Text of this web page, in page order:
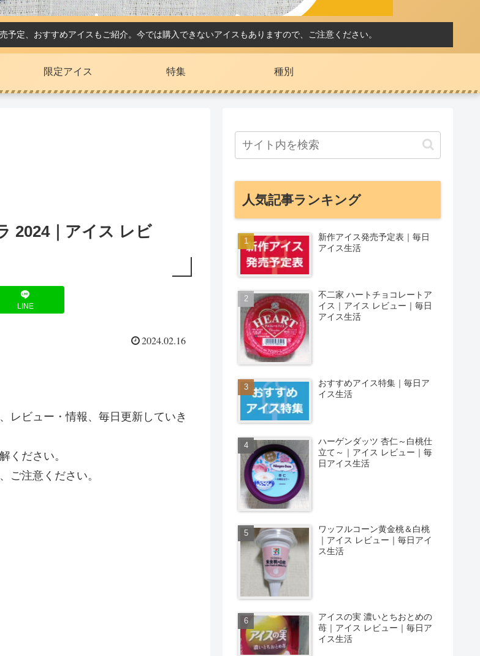
定、おすすめアイスもご紹介。今では購入できないアイスもありますので、ご注意ください。
限定アイス 特集 種別
2024｜アイス レビ
LINE
2024.02.16
レビュー・情報、毎日更新していき
ください。
ご注意ください。
人気記事ランキング
新作アイス発売予定表｜毎日
アイス生活
不二家 ハートチョコレートア
イス｜アイス レビュー｜毎日
アイス生活
おすすめアイス特集｜毎日ア
イス生活
ハーゲンダッツ 杏仁～白桃仕
立て～｜アイス レビュー｜毎
日アイス生活
ワッフルコーン黄金桃＆白桃
｜アイス レビュー｜毎日アイ
ス生活
アイスの実 濃いとちおとめの
苺｜アイス レビュー｜毎日ア
イス生活